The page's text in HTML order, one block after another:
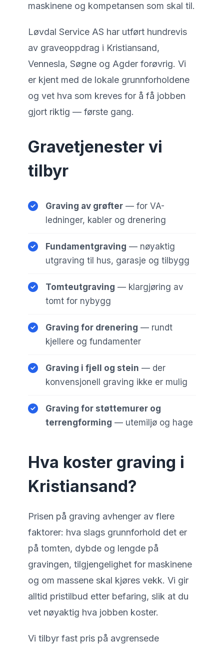
maskinene og kompetansen som skal til.
Løvdal Service AS har utført hundrevis
av graveoppdrag i Kristiansand,
Vennesla, Søgne og Agder forøvrig. Vi
er kjent med de lokale grunnforholdene
og vet hva som kreves for å få jobben
gjort riktig — første gang.
Gravetjenester vi
tilbyr
Graving av grøfter— for VA-
ledninger, kabler og drenering
Fundamentgraving — nøyaktig
utgraving til hus, garasje og tilbygg
Tomteutgraving — klargjøring av
tomt for nybygg
Graving for drenering — rundt
kjellere og fundamenter
Graving i fjell og stein — der
konvensjonell graving ikke er mulig
Graving for støttemurer og
terrengforming — utemiljø og hage
Hva koster graving i
Kristiansand?
Prisen på graving avhenger av flere
faktorer: hva slags grunnforhold det er
på tomten, dybde og lengde på
gravingen, tilgjengelighet for maskinene
og om massene skal kjøres vekk. Vi gir
alltid pristilbud etter befaring, slik at du
vet nøyaktig hva jobben koster.
Vi tilbyr fast pris på avgrensede